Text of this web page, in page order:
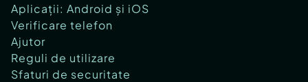
Aplicații: Android și iOS
Verificare telefon
Ajutor
Reguli de utilizare
Sfaturi de securitate